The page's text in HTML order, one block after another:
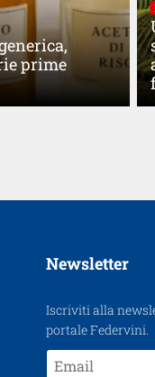
prime
Newsletter
Iscriviti alla
portale Federvini.